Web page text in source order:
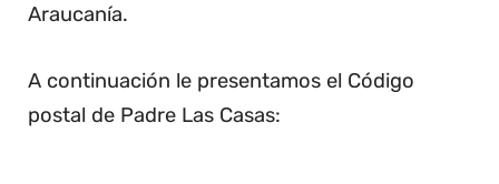
Araucanía.
A continuación le presentamos el Código
postal de Padre Las Casas: